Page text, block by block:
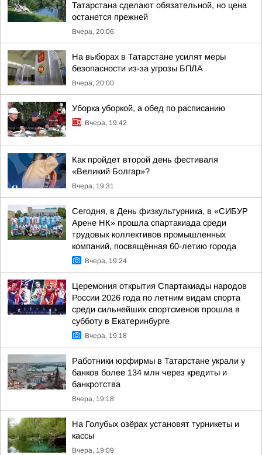
Татарстана сделают обязательной, но цена
останется прежней
Вчера, 20:06
На выборах в Татарстане усилят меры
безопасности из-за угрозы БПЛА
Вчера, 20:00
Уборка уборкой, а обед по расписанию
Вчера, 19:42
Как пройдет второй день фестиваля
«Великий Болгар»?
Вчера, 19:31
Сегодня, в День физкультурника, в «СИБУР
Арене НК» прошла спартакиада среди
трудовых коллективов промышленных
компаний, посвящённая 60-летию города
Вчера, 19:24
Церемония открытия Спартакиады народов
России 2026 года по летним видам спорта
среди сильнейших спортсменов прошла в
субботу в Екатеринбурге
Вчера, 19:18
Работники юрфирмы в Татарстане украли у
банков более 134 млн через кредиты и
банкротства
Вчера, 19:18
На Голубых озёрах установят турникеты и
кассы
Вчера, 19:09